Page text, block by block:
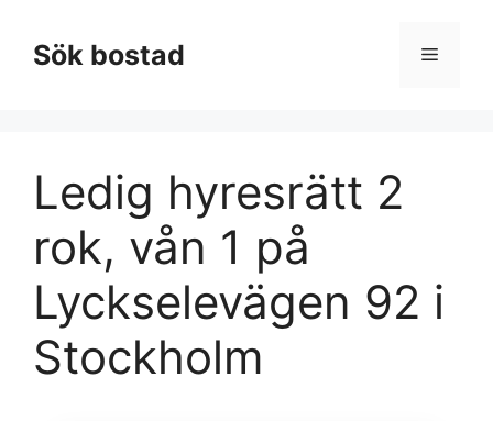
innehållSök bostad Meny
Ledig hyresrätt 2
rok, vån 1 på
Lyckselevägen 92 i
Stockholm